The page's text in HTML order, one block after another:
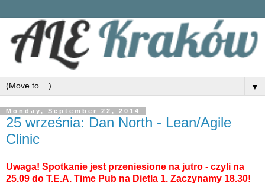
▼
Monday, September 22, 2014
25 września: Dan North - Lean/Agile
Clinic
Uwaga! Spotkanie jest przeniesione na jutro - czyli na
25.09 do T.E.A. Time Pub na Dietla 1. Zaczynamy 18.30!